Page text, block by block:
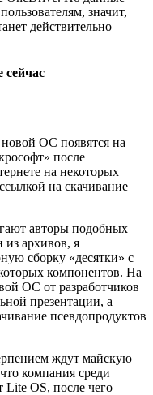
значит,
действительно
сейчас
новой ОС появятся на
после
на некоторых
на скачивание
авторы подобных
из архивов, я
сборку «десятки» с
компонентов. На
ОС от разработчиков
презентации, а
псевдопродуктов
ждут майскую
компания среди
Lite OS, после чего